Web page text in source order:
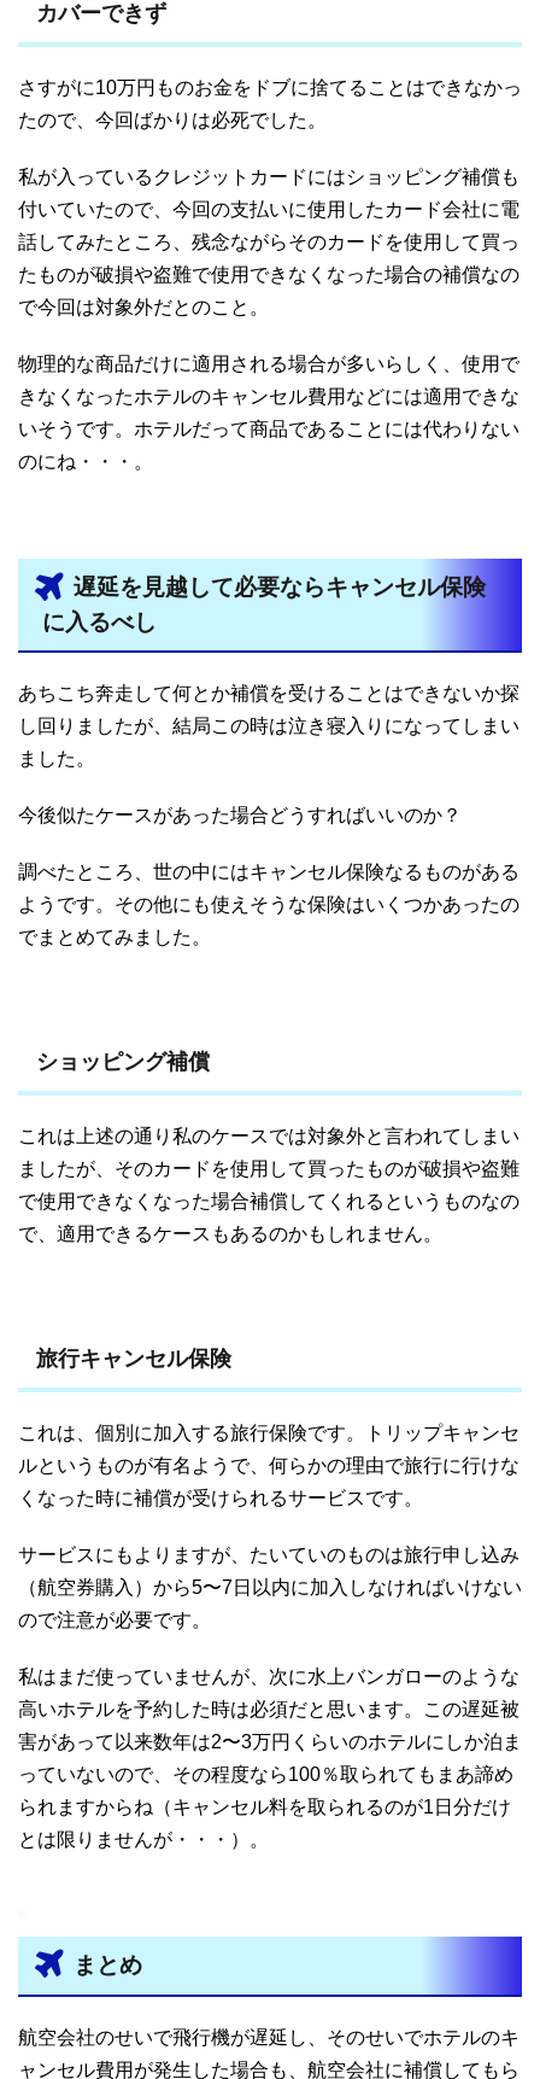
カバーできず
さすがに10万円ものお金をドブに捨てることはできなかっ
たので、今回ばかりは必死でした。
私が入っているクレジットカードにはショッピング補償も
付いていたので、今回の支払いに使用したカード会社に電
話してみたところ、残念ながらそのカードを使用して買っ
たものが破損や盗難で使用できなくなった場合の補償なの
で今回は対象外だとのこと。
物理的な商品だけに適用される場合が多いらしく、使用で
きなくなったホテルのキャンセル費用などには適用できな
いそうです。ホテルだって商品であることには代わりない
のにね・・・。
遅延を見越して必要ならキャンセル保険
に入るべし
あちこち奔走して何とか補償を受けることはできないか探
し回りましたが、結局この時は泣き寝入りになってしまい
ました。
今後似たケースがあった場合どうすればいいのか？
調べたところ、世の中にはキャンセル保険なるものがある
ようです。その他にも使えそうな保険はいくつかあったの
でまとめてみました。
ショッピング補償
これは上述の通り私のケースでは対象外と言われてしまい
ましたが、そのカードを使用して買ったものが破損や盗難
で使用できなくなった場合補償してくれるというものなの
で、適用できるケースもあるのかもしれません。
旅行キャンセル保険
これは、個別に加入する旅行保険です。トリップキャンセ
ルというものが有名ようで、何らかの理由で旅行に行けな
くなった時に補償が受けられるサービスです。
サービスにもよりますが、たいていのものは旅行申し込み
（航空券購入）から5〜7日以内に加入しなければいけない
ので注意が必要です。
私はまだ使っていませんが、次に水上バンガローのような
高いホテルを予約した時は必須だと思います。この遅延被
害があって以来数年は2〜3万円くらいのホテルにしか泊ま
っていないので、その程度なら100％取られてもまあ諦め
られますからね（キャンセル料を取られるのが1日分だけ
とは限りませんが・・・）。
まとめ
航空会社のせいで飛行機が遅延し、そのせいでホテルのキ
ャンセル費用が発生した場合も、航空会社に補償してもら